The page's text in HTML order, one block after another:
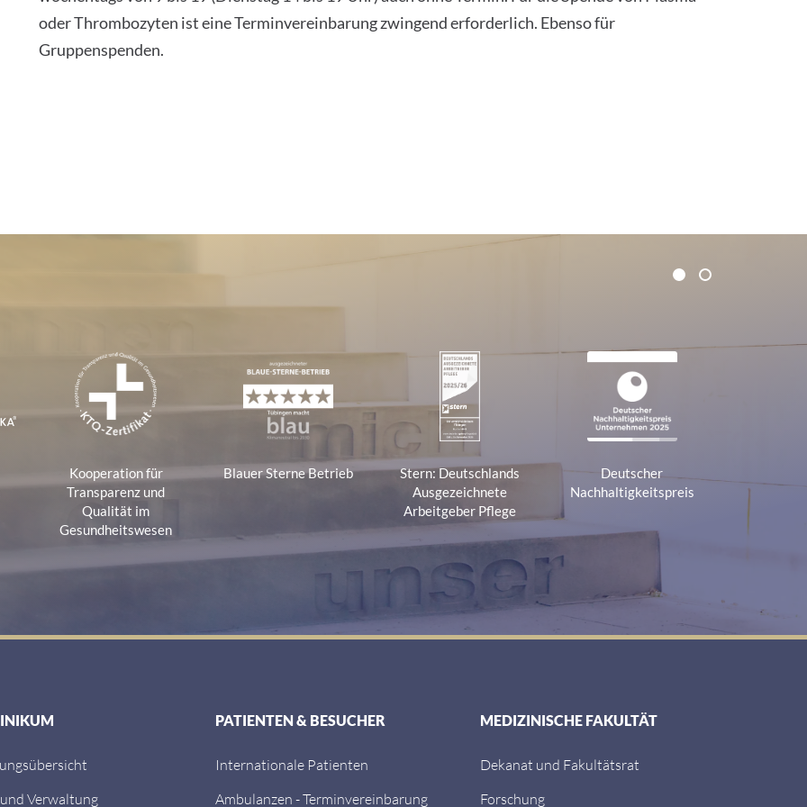
oder Thrombozyten ist eine Terminvereinbarung zwingend erforderlich. Ebenso für
Gruppenspenden.
1 2
Kooperation für
Transparenz und
Qualität im
Gesundheitswesen
Blauer Sterne Betrieb
Stern: Deutschlands
Ausgezeichnete
Arbeitgeber Pflege
Deutscher
Nachhaltigkeitspreis
Verwaltung
PATIENTEN & BESUCHER
Internationale Patienten
Ambulanzen - Terminvereinbarung
MEDIZINISCHE FAKULTÄT
Dekanat und Fakultätsrat
Forschung